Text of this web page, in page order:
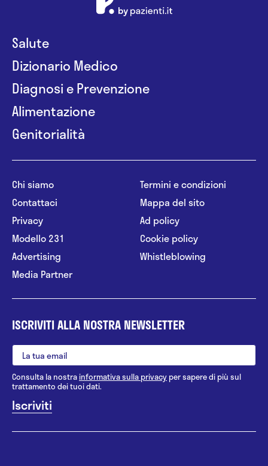
Salute
Dizionario Medico
Diagnosi e Prevenzione
Alimentazione
Genitorialità
Chi siamo
Contattaci
Privacy
Modello 231
Advertising
Media Partner
Termini e condizioni
Mappa del sito
Ad policy
Cookie policy
Whistleblowing
ISCRIVITI ALLA NOSTRA NEWSLETTER
Consulta la nostrainformativa sulla privacy per sapere di più sul
trattamento dei tuoi dati.